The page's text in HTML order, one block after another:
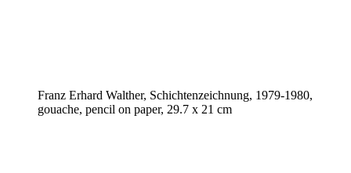
Franz Erhard Walther, Schichtenzeichnung, 1979-1980,
gouache, pencil on paper, 29.7 x 21 cm